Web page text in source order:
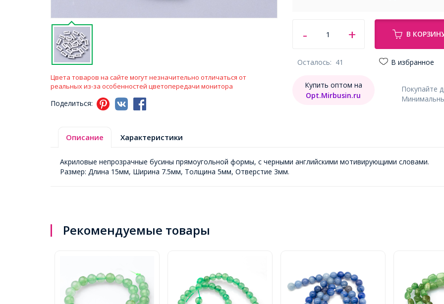
Цвета товаров на сайте могут незначительно отличаться от
реальных из-за особенностей цветопередачи монитора
Поделиться:
В
Осталось: 41 В избранное
Покупайте
Купить оптом на
Opt.Mirbusin.ru
Описание Характеристики
Акриловые непрозрачные бусины прямоугольной формы, с черными английскими мотивирующими словами.
Размер: Длина 15мм, Ширина 7.5мм, Толщина 5мм, Отверстие 3мм.
Рекомендуемые товары